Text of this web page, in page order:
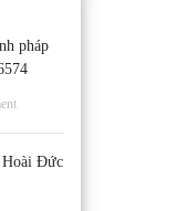
pháp
Hoài Đức